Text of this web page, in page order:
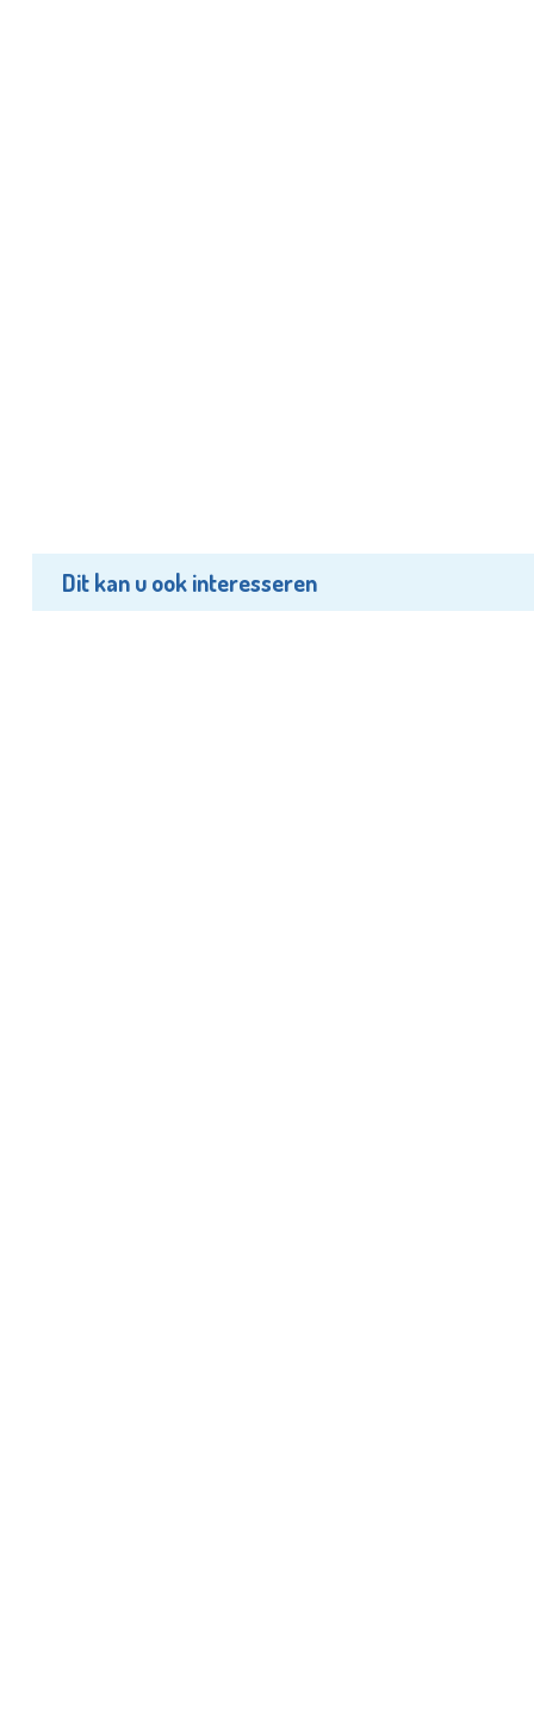
Dit kan u ook interesseren